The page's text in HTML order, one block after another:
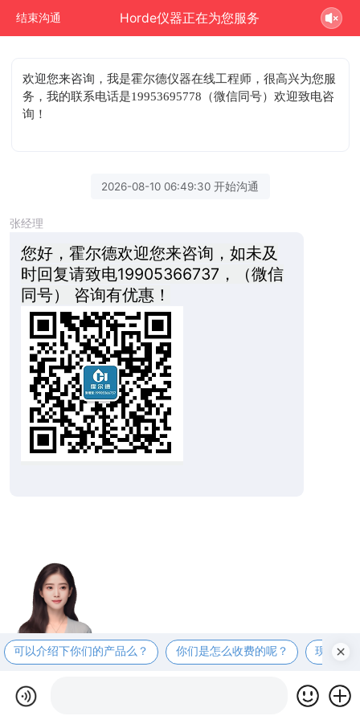
结束沟通 Horde仪器正在为您服务
欢迎您来咨询 ，我是霍尔德仪器在线工程师，很高兴为您服
务，我的联系电话是19953695778（微信同号）欢迎致电咨
询！
2026-08-10 06:49:30 开始沟通
张经理
您好，霍尔德欢迎您来咨询，如未及
时回复请致电19905366737，（微信
同号） 咨询有优惠！
可以介绍下你们的产品么？ 你们是怎么收费的呢？ 现在有